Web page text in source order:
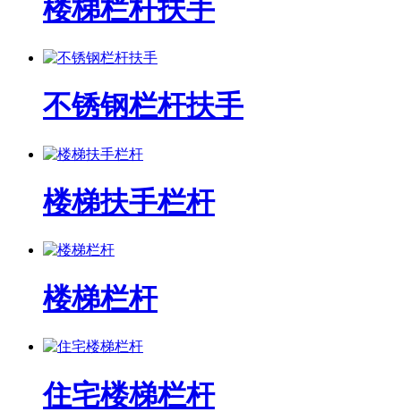
楼梯栏杆扶手
不锈钢栏杆扶手
楼梯扶手栏杆
楼梯栏杆
住宅楼梯栏杆